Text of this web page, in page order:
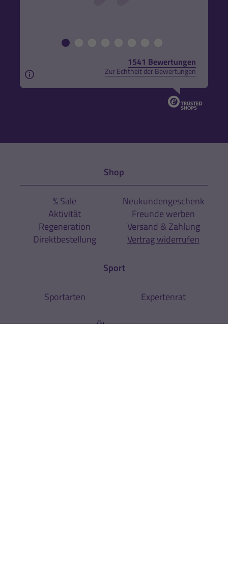
1541 Bewertungen
Zur Echtheit der Bewertungen
Aus rechtlichen Gründen weisen wir darauf hin,
Shop
% Sale
Aktivität
Regeneration
Direktbestellung
Neukundengeschenk
Freunde werben
Versand & Zahlung
Vertrag widerrufen
Sport
Sportarten Expertenrat
Über uns